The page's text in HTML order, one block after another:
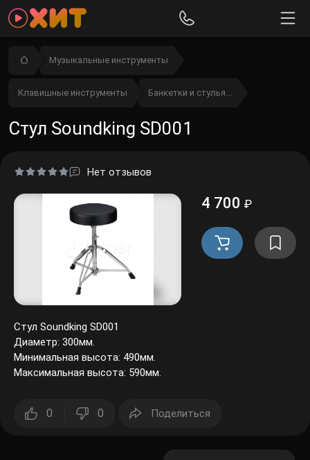
Музыкальные инструменты
Клавишные инструменты Банкетки и стулья...
Стул Soundking SD001
Нет отзывов
4 700 ₽
Стул Soundking SD001
Диаметр: 300мм.
Минимальная высота: 490мм.
Максимальная высота: 590мм.
0 0 Поделиться